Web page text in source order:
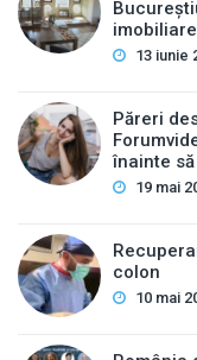
imobiliare
13 iunie
Păreri
înainte
19 mai
colon
10 mai